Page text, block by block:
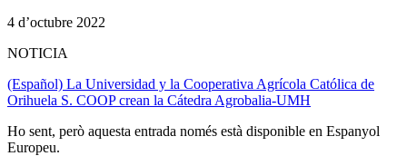
4 d’octubre 2022
NOTICIA
(Español) La Universidad y la Cooperativa Agrícola Católica de
Orihuela S. COOP crean la Cátedra Agrobalia-UMH
Ho sent, però aquesta entrada només està disponible en Espanyol
Europeu.